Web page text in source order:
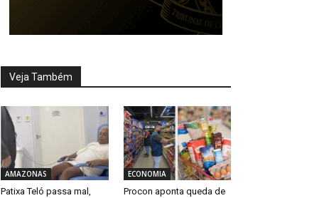
Veja Também
AMAZONAS
Patixa Teló passa mal,
ECONOMIA
Procon aponta queda de